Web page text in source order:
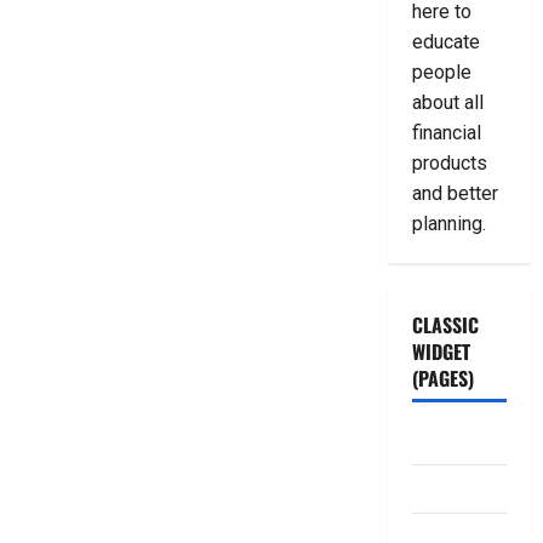
here to
educate
people
about all
financial
products
and better
planning.
CLASSIC
WIDGET
(PAGES)